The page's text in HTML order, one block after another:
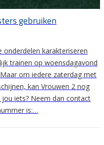
gebruiken
onderdelen karakteriseren
trainen op woensdagavond
om iedere zaterdag met
kan Vrouwen 2 nog
iets? Neem dan contact
is:…